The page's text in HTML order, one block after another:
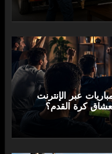
عبر الإنترنت
كرة القدم؟